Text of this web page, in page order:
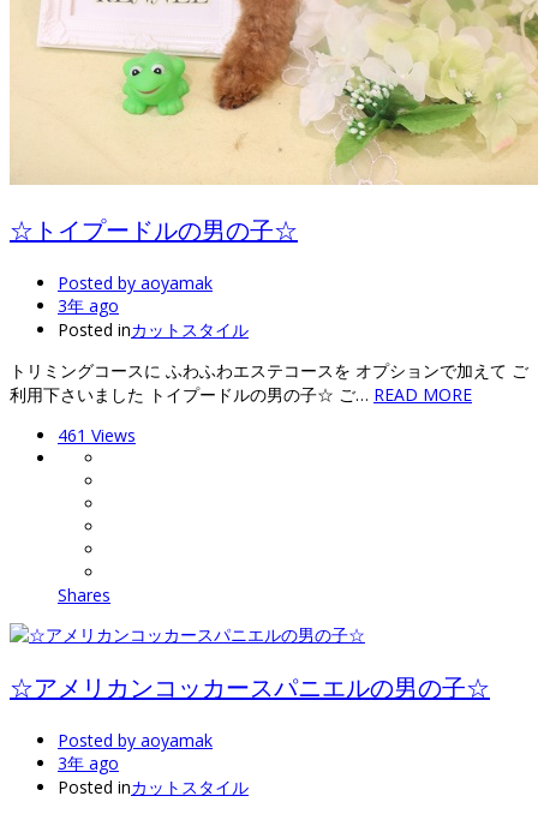
☆トイプードルの男の子☆
Posted by aoyamak
3年 ago
Posted inカットスタイル
トリミングコースに ふわふわエステコースを オプションで加えて ご
利用下さいました トイプードルの男の子☆ ご… READ MORE
461 Views
Shares
☆アメリカンコッカースパニエルの男の子☆
Posted by aoyamak
3年 ago
Posted inカットスタイル